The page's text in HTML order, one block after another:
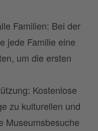
Familien: Bei der
jede Familie eine
um die ersten
Kostenlose
zu kulturellen und
Museumsbesuche